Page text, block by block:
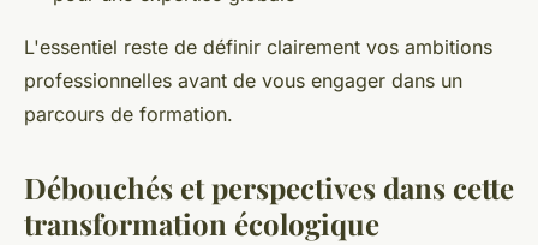
L'essentiel reste de définir clairement vos ambitions
professionnelles avant de vous engager dans un
parcours de formation.
Débouchés et perspectives dans cette
transformation écologique